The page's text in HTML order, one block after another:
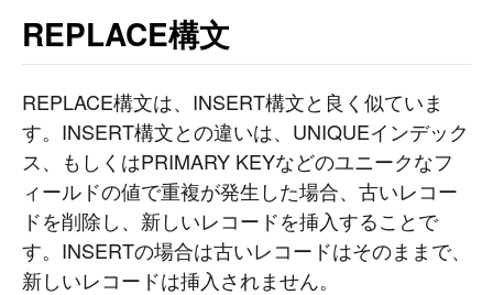
REPLACE構文
REPLACE構文は、INSERT構文と良く似ていま
す。INSERT構文との違いは、UNIQUEインデック
ス、もしくはPRIMARY KEYなどのユニークなフ
ィールドの値で重複が発生した場合、古いレコー
ドを削除し、新しいレコードを挿入することで
す。INSERTの場合は古いレコードはそのままで、
新しいレコードは挿入されません。